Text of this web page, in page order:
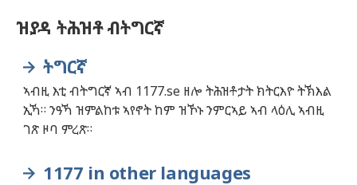
ዝያዳ ትሕዝቶ ብትግርኛ
ትግርኛ
ኣብዚ እቲ ብትግርኛ ኣብ 1177.se ዘሎ ትሕዝቶታት ክትርእዮ ትኽእል
ኢኻ። ንዓኻ ዝምልከቱ ኣየኖት ከም ዝኾኑ ንምርኣይ ኣብ ላዕሊ ኣብዚ
ገጽ ዞባ ምረጽ።
1177 in other languages